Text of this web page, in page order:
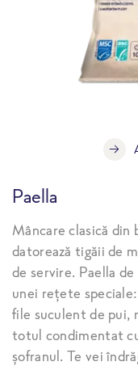
Paella
Mâncare clasică din
datorează tigăii de
de servire. Paella
unei rețete
file suculent de pui,
totul condimentat
șofranul. Te vei